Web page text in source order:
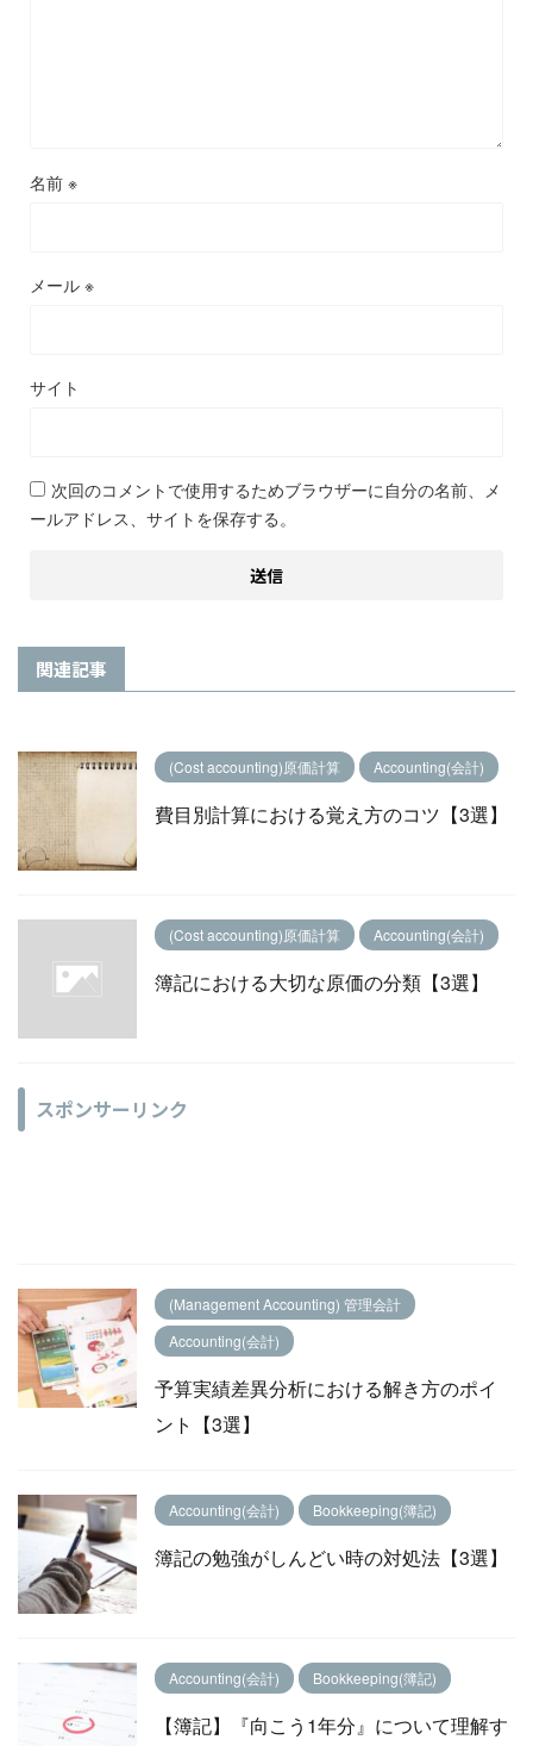
名前 ※
メール ※
サイト
次回のコメントで使用するためブラウザーに自分の名前、メ
ールアドレス、サイトを保存する。
関連記事
(Cost accounting)原価計算 Accounting(会計)
費目別計算における覚え方のコツ【3選】
(Cost accounting)原価計算 Accounting(会計)
簿記における大切な原価の分類【3選】
スポンサーリンク
(Management Accounting) 管理会計
Accounting(会計)
予算実績差異分析における解き方のポイ
ント【3選】
Accounting(会計) Bookkeeping(簿記)
簿記の勉強がしんどい時の対処法【3選】
Accounting(会計) Bookkeeping(簿記)
【簿記】『向こう1年分』について理解す